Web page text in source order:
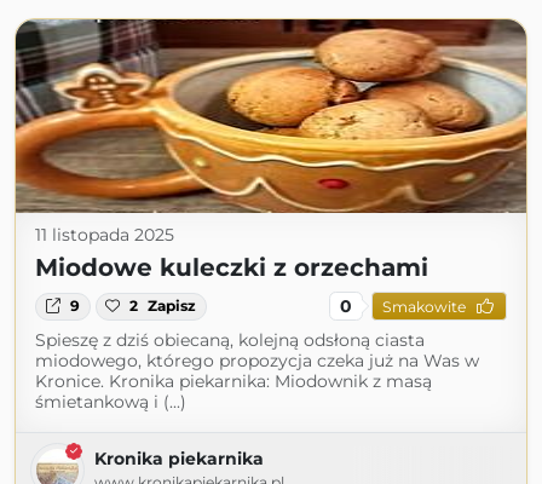
11 listopada 2025
Miodowe kuleczki z orzechami
9 2 Zapisz 0 Smakowite
Spieszę z dziś obiecaną, kolejną odsłoną ciasta
miodowego, którego propozycja czeka już na Was w
Kronice. Kronika piekarnika: Miodownik z masą
śmietankową i (...)
Kronika piekarnika